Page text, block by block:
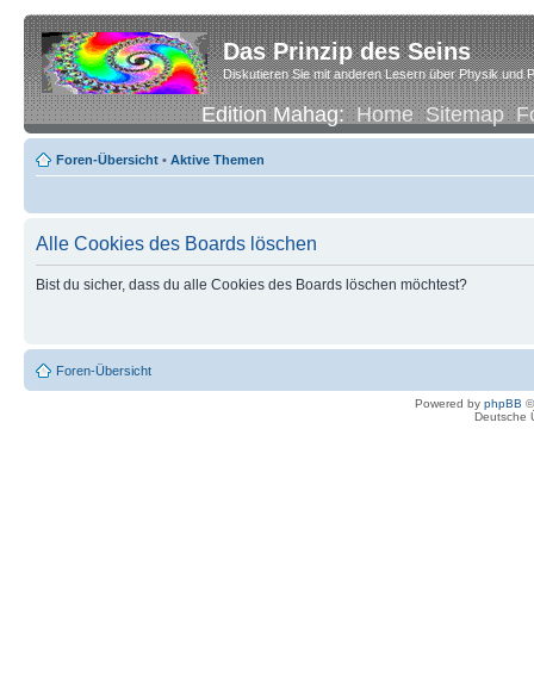
Das Prinzip des Seins
Diskutieren Sie mit anderen Lesern über Physik und
Edition Mahag:Home Sitemap
Foren-Übersicht • Aktive Themen
Alle Cookies des Boards löschen
Bist du sicher, dass du alle Cookies des Boards löschen möchtest?
Foren-Übersicht
Powered by phpBB
Deutsche